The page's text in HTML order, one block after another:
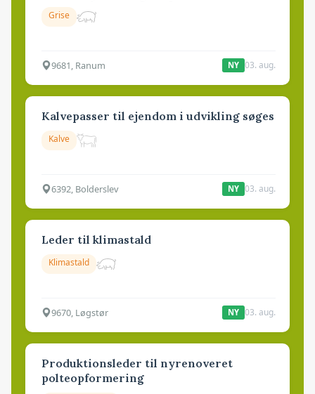
Grise
9681, Ranum NY 03. aug.
Kalvepasser til ejendom i udvikling søges
Kalve
6392, Bolderslev NY 03. aug.
Leder til klimastald
Klimastald
9670, Løgstør NY 03. aug.
Produktionsleder til nyrenoveret
polteopformering